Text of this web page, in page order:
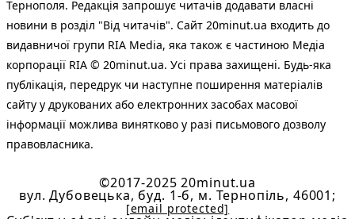
Тернополя. Редакція запрошує читачів додавати власні
новини в розділ "Від читачів". Сайт 20minut.ua входить до
видавничої групи RIA Media, яка також є частиною Медіа
корпорації RIA © 20minut.ua. Усі права захищені. Будь-яка
публiкацiя, передрук чи наступне поширення матеріалів
сайту у друкованих або електронних засобах масової
інформації можлива винятково у разі письмового дозволу
правовласника.
©2017-2025 20minut.ua
вул. Дубовецька, буд. 1-б, м. Тернопіль, 46001;
[email protected]